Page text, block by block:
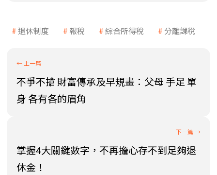
退休制度 報稅 綜合所得稅 分離課稅
不爭不搶 財富傳承及早規畫：父母 手足 單
身 各有各的眉角
掌握4大關鍵數字，不再擔心存不到足夠退
休金！